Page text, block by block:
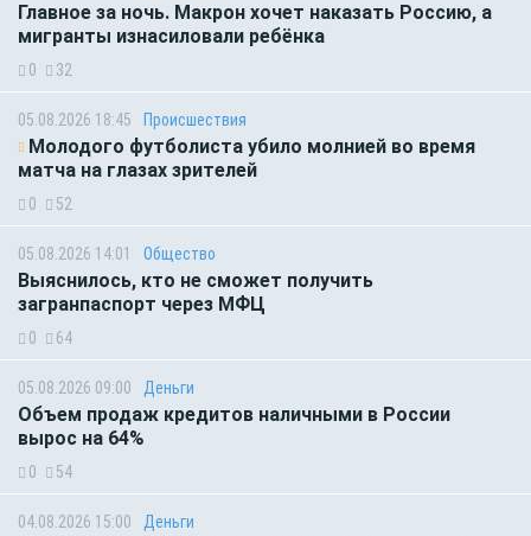
Главное за ночь. Макрон хочет наказать Россию, а
мигранты изнасиловали ребёнка
0 32
05.08.2026 18:45 Происшествия
Молодого футболиста убило молнией во время
матча на глазах зрителей
0 52
05.08.2026 14:01 Общество
Выяснилось, кто не сможет получить
загранпаспорт через МФЦ
0 64
05.08.2026 09:00 Деньги
Объем продаж кредитов наличными в России
вырос на 64%
0 54
04.08.2026 15:00 Деньги